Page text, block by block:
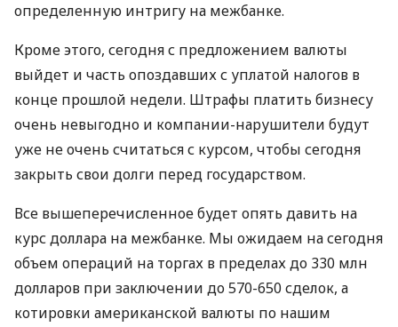
определенную интригу на межбанке.
Кроме этого, сегодня с предложением валюты
выйдет и часть опоздавших с уплатой налогов в
конце прошлой недели. Штрафы платить бизнесу
очень невыгодно и компании-нарушители будут
уже не очень считаться с курсом, чтобы сегодня
закрыть свои долги перед государством.
Все вышеперечисленное будет опять давить на
курс доллара на межбанке. Мы ожидаем на сегодня
объем операций на торгах в пределах до 330 млн
долларов при заключении до 570-650 сделок, а
котировки американской валюты по нашим